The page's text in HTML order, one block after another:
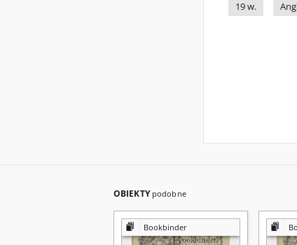
19 w.
OBIEKTY podobne
Bookbinder